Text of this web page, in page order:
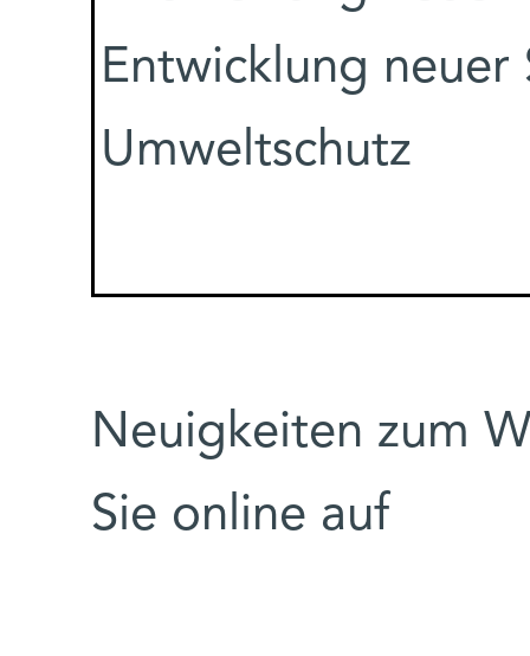
Entwicklung
Umweltschutz
Neuigkeiten zum
Sie online auf